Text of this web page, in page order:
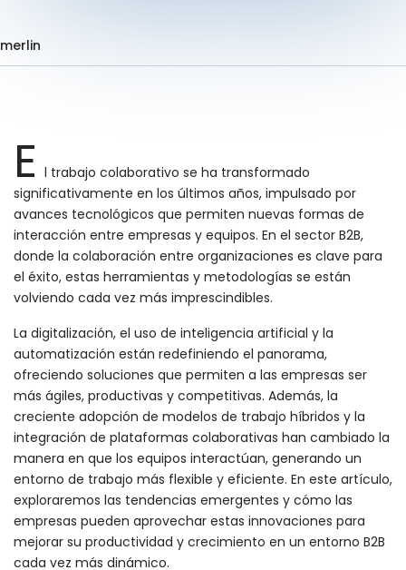
merlin
E l trabajo colaborativo se ha transformado
significativamente en los últimos años, impulsado por
avances tecnológicos que permiten nuevas formas de
interacción entre empresas y equipos. En el sector B2B,
donde la colaboración entre organizaciones es clave para
el éxito, estas herramientas y metodologías se están
volviendo cada vez más imprescindibles.
La digitalización, el uso de inteligencia artificial y la
automatización están redefiniendo el panorama,
ofreciendo soluciones que permiten a las empresas ser
más ágiles, productivas y competitivas. Además, la
creciente adopción de modelos de trabajo híbridos y la
integración de plataformas colaborativas han cambiado la
manera en que los equipos interactúan, generando un
entorno de trabajo más flexible y eficiente. En este artículo,
exploraremos las tendencias emergentes y cómo las
empresas pueden aprovechar estas innovaciones para
mejorar su productividad y crecimiento en un entorno B2B
cada vez más dinámico.